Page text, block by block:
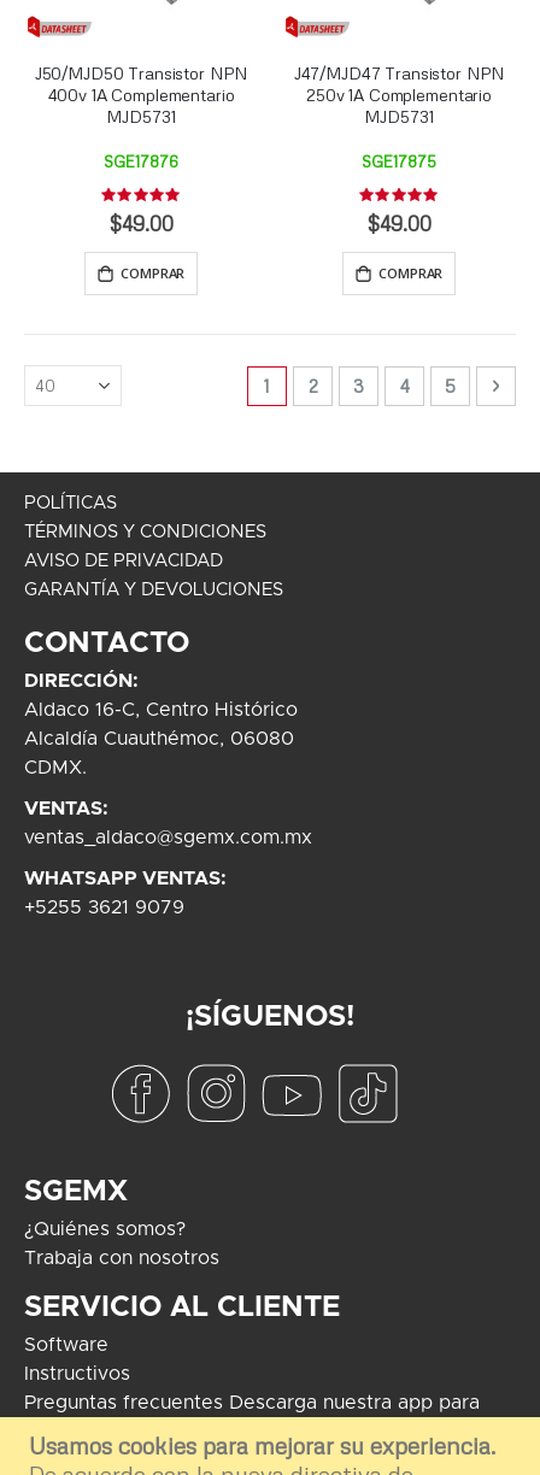
Usamos cookies para mejorar su experiencia.
J50/MJD50 Transistor NPN
400v 1A Complementario
MJD5731
SGE17876
Rating:
0%
$49.00
COMPRAR
J47/MJD47 Transistor NPN
250v 1A Complementario
MJD5731
SGE17875
Rating:
0%
$49.00
COMPRAR
Página
Está viendo la página
1 Página
2 Página
3 Página
4 Página
5
POLÍTICAS
TÉRMINOS Y CONDICIONES
AVISO DE PRIVACIDAD
GARANTÍA Y DEVOLUCIONES
CONTACTO
DIRECCIÓN:
Aldaco 16-C, Centro Histórico
Alcaldía Cuauthémoc, 06080
CDMX.
VENTAS:
ventas_aldaco@sgemx.com.mx
WHATSAPP VENTAS:
+5255 3621 9079
¡SÍGUENOS!
SGEMX
¿Quiénes somos?
Trabaja con nosotros
SERVICIO AL CLIENTE
Software
Instructivos
Preguntas frecuentes Descarga nuestra app para
COPYRIGHT 2024 - Soluciones Globales en Electrónica. El uso de